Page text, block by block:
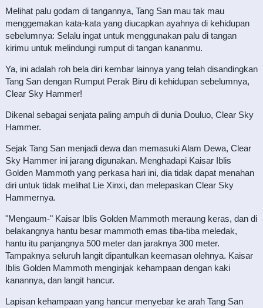
Melihat palu godam di tangannya, Tang San mau tak mau
menggemakan kata-kata yang diucapkan ayahnya di kehidupan
sebelumnya: Selalu ingat untuk menggunakan palu di tangan
kirimu untuk melindungi rumput di tangan kananmu.
Ya, ini adalah roh bela diri kembar lainnya yang telah disandingkan
Tang San dengan Rumput Perak Biru di kehidupan sebelumnya,
Clear Sky Hammer!
Dikenal sebagai senjata paling ampuh di dunia Douluo, Clear Sky
Hammer.
Sejak Tang San menjadi dewa dan memasuki Alam Dewa, Clear
Sky Hammer ini jarang digunakan. Menghadapi Kaisar Iblis
Golden Mammoth yang perkasa hari ini, dia tidak dapat menahan
diri untuk tidak melihat Lie Xinxi, dan melepaskan Clear Sky
Hammernya.
"Mengaum-" Kaisar Iblis Golden Mammoth meraung keras, dan di
belakangnya hantu besar mammoth emas tiba-tiba meledak,
hantu itu panjangnya 500 meter dan jaraknya 300 meter.
Tampaknya seluruh langit dipantulkan keemasan olehnya. Kaisar
Iblis Golden Mammoth menginjak kehampaan dengan kaki
kanannya, dan langit hancur.
Lapisan kehampaan yang hancur menyebar ke arah Tang San